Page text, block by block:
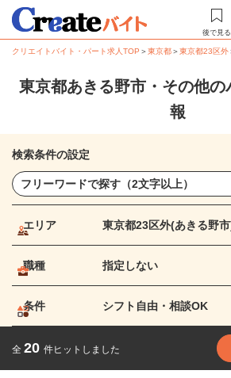
後で見る
クリエイトバイト・パート求人TOP ＞東京都＞東京都23区外
東京都あきる野市・その他の
報
検索条件の設定
エリア 東京都23区外(あきる野
職種 指定しない
条件 シフト自由・相談OK
全 20 件ヒットしました